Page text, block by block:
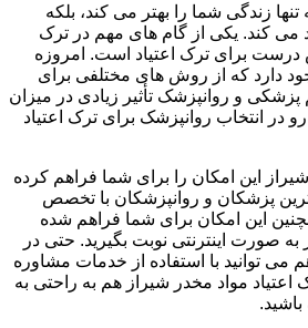
تنها زندگی شما را بهتر می کند، بلکه
می کند. یکی از گام های مهم در ترک
درست برای ترک اعتیاد است. امروزه
دارد که از روش های مختلفی برای
پزشکی و روانپزشک تأثیر زیادی در میزان
در انتخاب روانپزشک برای ترک اعتیاد
این امکان را برای شما فراهم کرده
پزشکان و روانپزشکان با تخصص
این امکان برای شما فراهم شده
صورت اینترنتی نوبت بگیرید. حتی در
می توانید با استفاده از خدمات مشاوره
اعتیاد مواد مخدر شیراز هم به راحتی به